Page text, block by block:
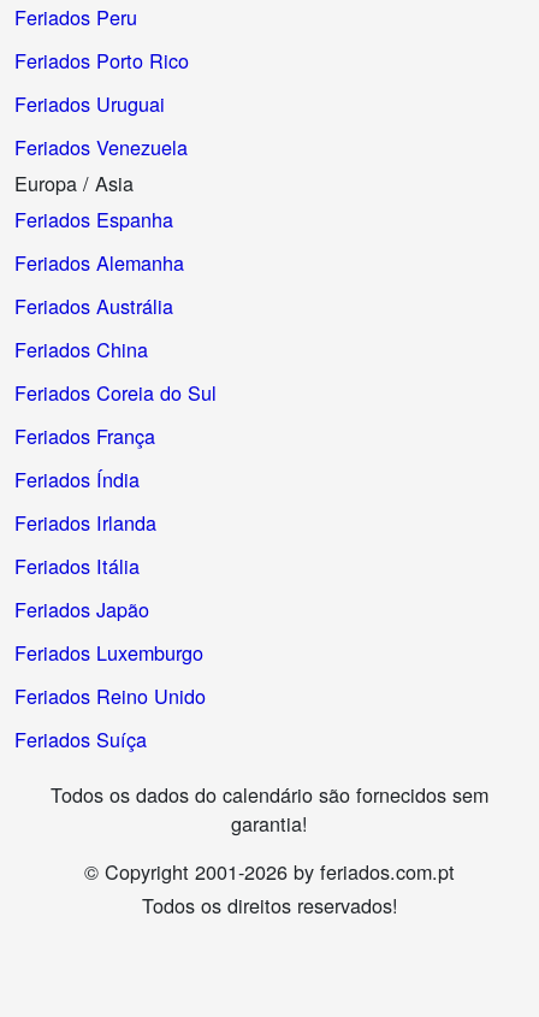
Feriados Peru
Feriados Porto Rico
Feriados Uruguai
Feriados Venezuela
Europa / Asia
Feriados Espanha
Feriados Alemanha
Feriados Austrália
Feriados China
Feriados Coreia do Sul
Feriados França
Feriados Índia
Feriados Irlanda
Feriados Itália
Feriados Japão
Feriados Luxemburgo
Feriados Reino Unido
Feriados Suíça
Todos os dados do calendário são fornecidos sem
garantia!
© Copyright 2001-2026 by feriados.com.pt
Todos os direitos reservados!